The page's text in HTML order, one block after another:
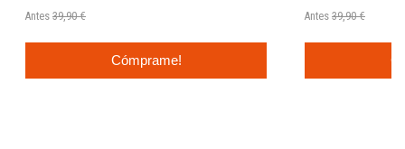
Antes 39,90 €
Cómprame!
Antes 39,90 €